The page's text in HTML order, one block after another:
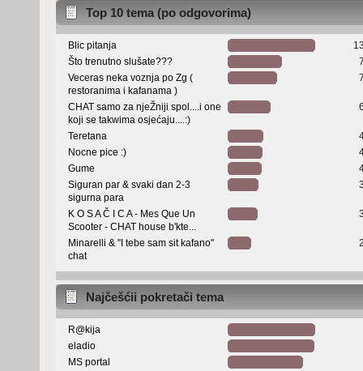
Top 10 tema (po odgovorima)
Blic pitanja
Što trenutno slušate???
Veceras neka voznja po Zg (
restoranima i kafanama )
CHAT samo za njeŽniji spol....i one
koji se takwima osjećaju....:)
Teretana
Nocne pice :)
Gume
Siguran par & svaki dan 2-3
sigurna para
K O S A Č I C A - Mes Que Un
Scooter - CHAT house b'kte...
Minarelli & "I tebe sam sit kafano"
chat
Najčešćii pokretači tema
R@kija
eladio
MS portal